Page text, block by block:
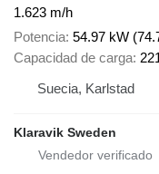
1.623 m/h
Potencia 54.97 kW
Capacidad de carga
Suecia, Karlstad
Klaravik Sweden